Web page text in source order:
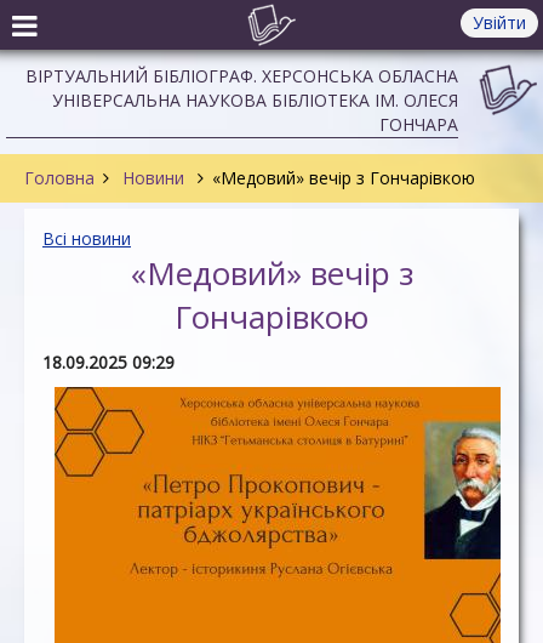
Увійти
ВІРТУАЛЬНИЙ БІБЛІОГРАФ. ХЕРСОНСЬКА ОБЛАСНА
УНІВЕРСАЛЬНА НАУКОВА БІБЛІОТЕКА ІМ. ОЛЕСЯ
ГОНЧАРА
Головна Новини «Медовий» вечір з Гончарівкою
Всі новини
«Медовий» вечір з
Гончарівкою
18.09.2025 09:29